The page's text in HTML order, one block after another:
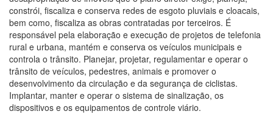
constrói, fiscaliza e conserva redes de esgoto pluviais e cloacais,
bem como, fiscaliza as obras contratadas por terceiros. É
responsável pela elaboração e execução de projetos de telefonia
rural e urbana, mantém e conserva os veículos municipais e
controla o trânsito. Planejar, projetar, regulamentar e operar o
trânsito de veículos, pedestres, animais e promover o
desenvolvimento da circulação e da segurança de ciclistas.
Implantar, manter e operar o sistema de sinalização, os
dispositivos e os equipamentos de controle viário.